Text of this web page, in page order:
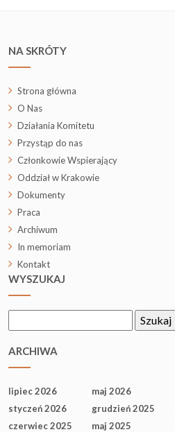
NA SKRÓTY
Strona główna
O Nas
Działania Komitetu
Przystąp do nas
Członkowie Wspierający
Oddział w Krakowie
Dokumenty
Praca
Archiwum
In memoriam
Kontakt
WYSZUKAJ
ARCHIWA
lipiec 2026 maj 2026
styczeń 2026
grudzień 2025
czerwiec 2025
maj 2025